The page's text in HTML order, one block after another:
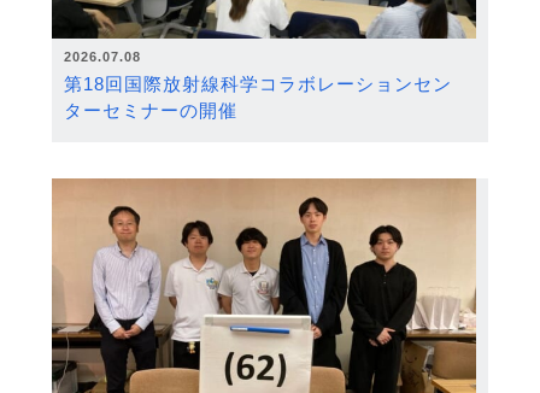
2026.07.08
第18回国際放射線科学コラボレーションセン
ターセミナーの開催